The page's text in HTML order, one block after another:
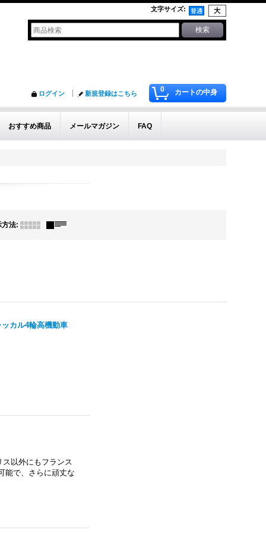
文字サイズ:
0 カートの中身
ログイン 新規登録はこちら
おすすめ商品 メールマガジン FAQ
方法:
カル4輪高機動車
以外にもフランス
能で、さらに頑丈な